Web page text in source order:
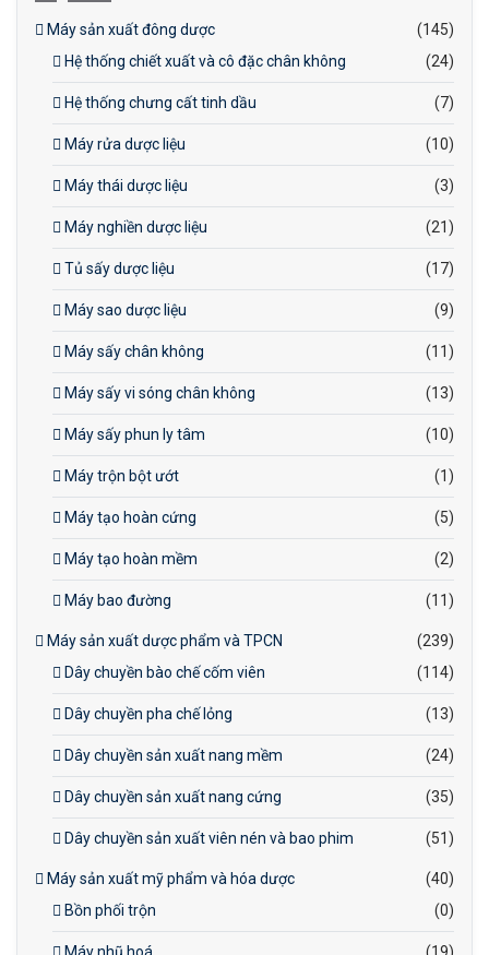
Máy sản xuất đông dược
(145)
Hệ thống chiết xuất và cô đặc chân không
(24)
Hệ thống chưng cất tinh dầu (7)
Máy rửa dược liệu (10)
Máy thái dược liệu (3)
Máy nghiền dược liệu (21)
Tủ sấy dược liệu (17)
Máy sao dược liệu (9)
Máy sấy chân không (11)
Máy sấy vi sóng chân không (13)
Máy sấy phun ly tâm (10)
Máy trộn bột ướt (1)
Máy tạo hoàn cứng (5)
Máy tạo hoàn mềm (2)
Máy bao đường (11)
Máy sản xuất dược phẩm và TPCN
(239)
Dây chuyền bào chế cốm viên
(114)
Dây chuyền pha chế lỏng (13)
Dây chuyền sản xuất nang mềm (24)
Dây chuyền sản xuất nang cứng (35)
Dây chuyền sản xuất viên nén và bao phim (51)
Máy sản xuất mỹ phẩm và hóa dược
(40)
Bồn phối trộn
(0)